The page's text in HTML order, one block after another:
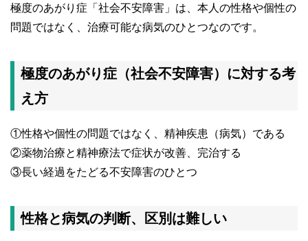
極度のあがり症「社会不安障害」は、本人の性格や個性の
問題ではなく、治療可能な病気のひとつなのです。
極度のあがり症（社会不安障害）に対する考
え方
①性格や個性の問題ではなく、精神疾患（病気）である
②薬物治療と精神療法で症状が改善、完治する
③長い経過をたどる不安障害のひとつ
性格と病気の判断、区別は難しい